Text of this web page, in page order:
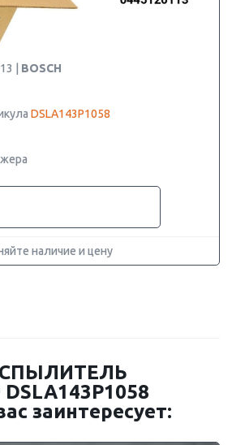
| BOSCH
DSLA143P1058
наличие и цену
заинтересует: